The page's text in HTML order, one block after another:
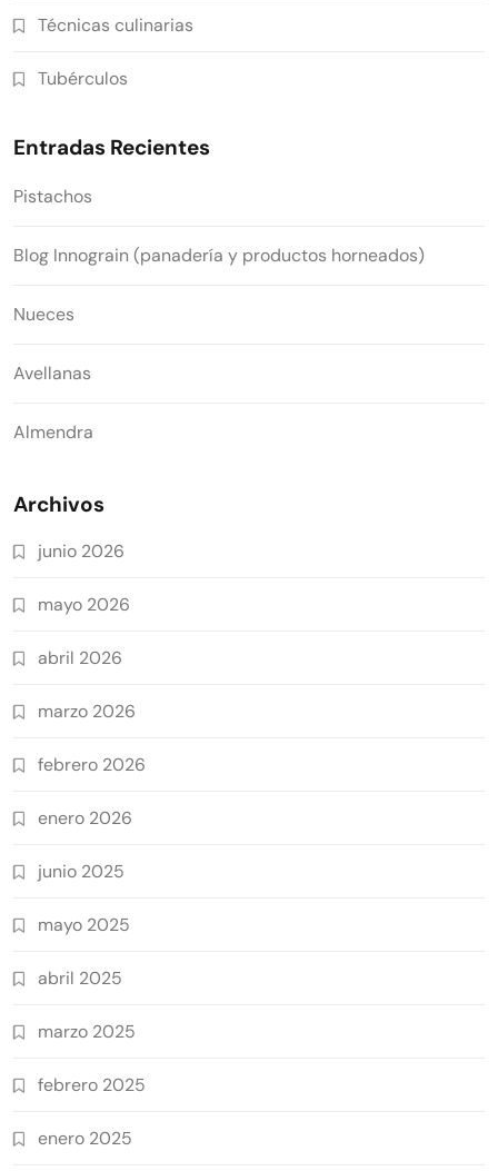
Técnicas culinarias
Tubérculos
Entradas Recientes
Pistachos
Blog Innograin (panadería y productos horneados)
Nueces
Avellanas
Almendra
Archivos
junio 2026
mayo 2026
abril 2026
marzo 2026
febrero 2026
enero 2026
junio 2025
mayo 2025
abril 2025
marzo 2025
febrero 2025
enero 2025